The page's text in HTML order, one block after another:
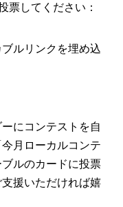
票してください：
ルリンクを埋め込
にコンテストを自
月ローカルコンテ
ルのカードに投票
援いただければ嬉